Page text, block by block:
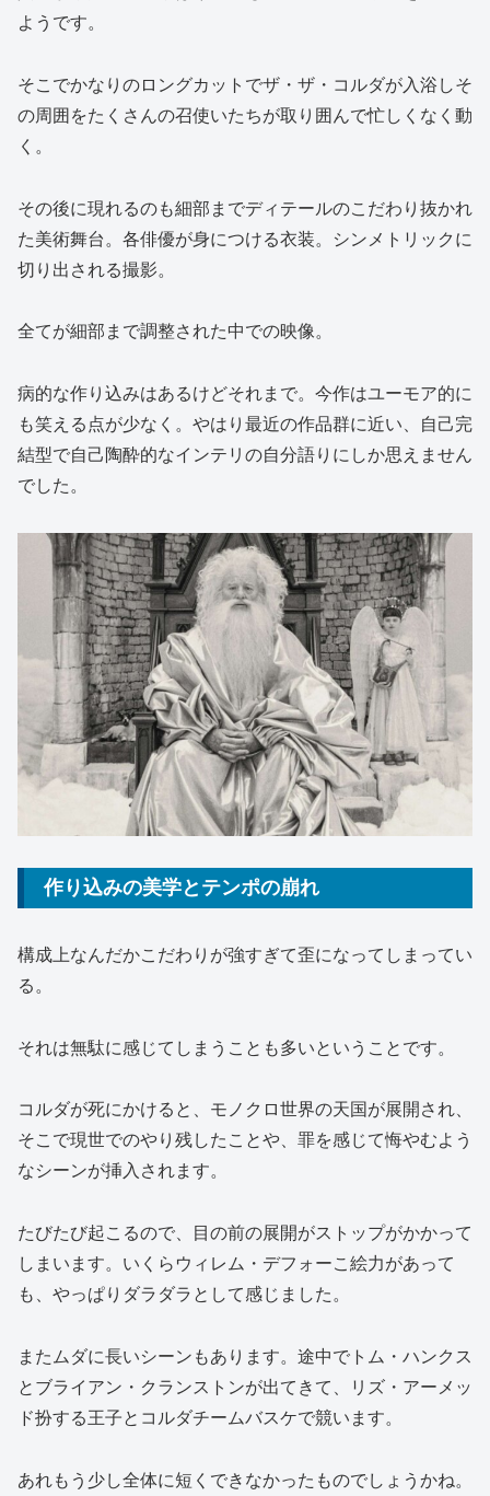
ようです。
そこでかなりのロングカットでザ・ザ・コルダが入浴しそ
の周囲をたくさんの召使いたちが取り囲んで忙しくなく動
く。
その後に現れるのも細部までディテールのこだわり抜かれ
た美術舞台。各俳優が身につける衣装。シンメトリックに
切り出される撮影。
全てが細部まで調整された中での映像。
病的な作り込みはあるけどそれまで。今作はユーモア的に
も笑える点が少なく。やはり最近の作品群に近い、自己完
結型で自己陶酔的なインテリの自分語りにしか思えません
でした。
作り込みの美学とテンポの崩れ
構成上なんだかこだわりが強すぎて歪になってしまってい
る。
それは無駄に感じてしまうことも多いということです。
コルダが死にかけると、モノクロ世界の天国が展開され、
そこで現世でのやり残したことや、罪を感じて悔やむよう
なシーンが挿入されます。
たびたび起こるので、目の前の展開がストップがかかって
しまいます。いくらウィレム・デフォーこ絵力があって
も、やっぱりダラダラとして感じました。
またムダに長いシーンもあります。途中でトム・ハンクス
とブライアン・クランストンが出てきて、リズ・アーメッ
ド扮する王子とコルダチームバスケで競います。
あれもう少し全体に短くできなかったものでしょうかね。